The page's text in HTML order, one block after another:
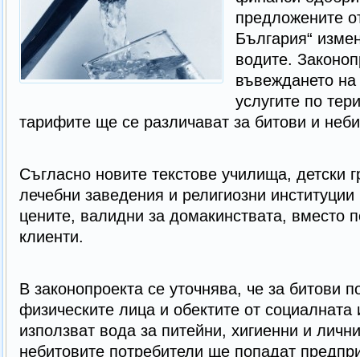
предложените
България“
водите.
въвеждането
услугите по
тарифите ще се различават за битови и
Съгласно новите текстове училища, детски
лечебни заведения и религиозни
цените, валидни за домакинствата, вместо
клиенти.
В законопроекта се уточнява, че за битови
физическите лица и обектите от социалната
използват вода за питейни, хигиенни и
небитовите потребители ще попадат